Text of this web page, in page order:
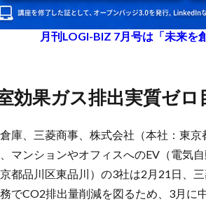
月刊LOGI-BIZ 7月号は「未来を
室効果ガス排出実質ゼ
庫、三菱商事、株式会社（本社：東
マンションやオフィスへのEV（電気
京都品川区東品川）の3社は2月21日、
でCO2排出量削減を図るため、3月に